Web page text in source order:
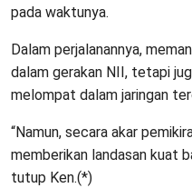
pada waktunya.
Dalam perjalanannya,
dalam gerakan NII, tetapi
melompat dalam jaringan
“Namun, secara akar
memberikan landasan kuat
tutup Ken.(*)